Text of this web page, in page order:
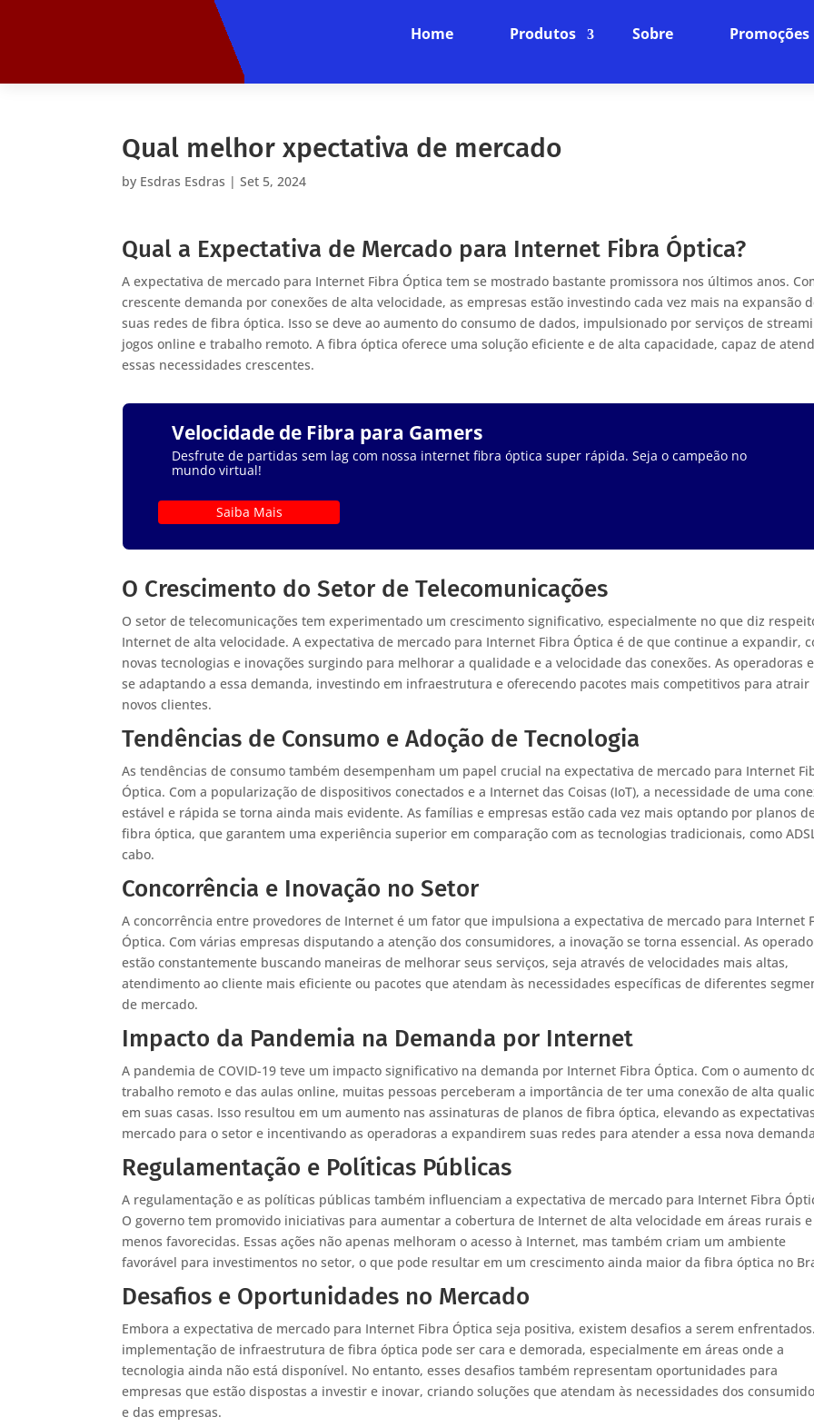
Home Produtos Sobre Promoções
Qual melhor xpectativa de mercado
by Esdras Esdras |Set 5, 2024
Qual a Expectativa de Mercado para Internet Fibra Óptica?
A expectativa de mercado para Internet Fibra Óptica tem se mostrado bastante promissora nos últimos anos.
crescente demanda por conexões de alta velocidade, as empresas estão investindo cada vez mais na expansão
suas redes de fibra óptica. Isso se deve ao aumento do consumo de dados, impulsionado por serviços de
jogos online e trabalho remoto. A fibra óptica oferece uma solução eficiente e de alta capacidade, capaz de
essas necessidades crescentes.
Velocidade de Fibra para Gamers
Desfrute de partidas sem lag com nossa internet fibra óptica super rápida. Seja o campeão no
mundo virtual!
Saiba Mais
O Crescimento do Setor de Telecomunicações
O setor de telecomunicações tem experimentado um crescimento significativo, especialmente no que diz
Internet de alta velocidade. A expectativa de mercado para Internet Fibra Óptica é de que continue a expandir,
novas tecnologias e inovações surgindo para melhorar a qualidade e a velocidade das conexões. As operadoras
se adaptando a essa demanda, investindo em infraestrutura e oferecendo pacotes mais competitivos para atrair
novos clientes.
Tendências de Consumo e Adoção de Tecnologia
As tendências de consumo também desempenham um papel crucial na expectativa de mercado para Internet
Óptica. Com a popularização de dispositivos conectados e a Internet das Coisas (IoT), a necessidade de uma
estável e rápida se torna ainda mais evidente. As famílias e empresas estão cada vez mais optando por planos
fibra óptica, que garantem uma experiência superior em comparação com as tecnologias tradicionais, como
cabo.
Concorrência e Inovação no Setor
A concorrência entre provedores de Internet é um fator que impulsiona a expectativa de mercado para Internet
Óptica. Com várias empresas disputando a atenção dos consumidores, a inovação se torna essencial. As
estão constantemente buscando maneiras de melhorar seus serviços, seja através de velocidades mais altas,
atendimento ao cliente mais eficiente ou pacotes que atendam às necessidades específicas de diferentes
de mercado.
Impacto da Pandemia na Demanda por Internet
A pandemia de COVID-19 teve um impacto significativo na demanda por Internet Fibra Óptica. Com o aumento
trabalho remoto e das aulas online, muitas pessoas perceberam a importância de ter uma conexão de alta
em suas casas. Isso resultou em um aumento nas assinaturas de planos de fibra óptica, elevando as
mercado para o setor e incentivando as operadoras a expandirem suas redes para atender a essa nova
Regulamentação e Políticas Públicas
A regulamentação e as políticas públicas também influenciam a expectativa de mercado para Internet Fibra
O governo tem promovido iniciativas para aumentar a cobertura de Internet de alta velocidade em áreas rurais e
menos favorecidas. Essas ações não apenas melhoram o acesso à Internet, mas também criam um ambiente
favorável para investimentos no setor, o que pode resultar em um crescimento ainda maior da fibra óptica no
Desafios e Oportunidades no Mercado
Embora a expectativa de mercado para Internet Fibra Óptica seja positiva, existem desafios a serem
implementação de infraestrutura de fibra óptica pode ser cara e demorada, especialmente em áreas onde a
tecnologia ainda não está disponível. No entanto, esses desafios também representam oportunidades para
empresas que estão dispostas a investir e inovar, criando soluções que atendam às necessidades dos
e das empresas.